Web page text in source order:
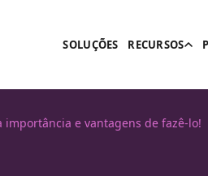
SOLUÇÕES RECURSOS
e vantagens de fazê-lo!